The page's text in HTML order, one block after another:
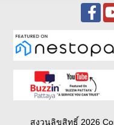
สงวนลิขสิทธิ์ 2026